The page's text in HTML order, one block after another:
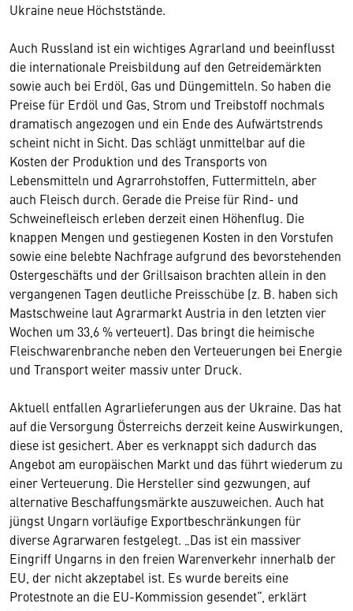
Ukraine neue Höchststände.
Auch Russland ist ein wichtiges Agrarland und beeinflusst
die internationale Preisbildung auf den Getreidemärkten
sowie auch bei Erdöl, Gas und Düngemitteln. So haben die
Preise für Erdöl und Gas, Strom und Treibstoff nochmals
dramatisch angezogen und ein Ende des Aufwärtstrends
scheint nicht in Sicht. Das schlägt unmittelbar auf die
Kosten der Produktion und des Transports von
Lebensmitteln und Agrarrohstoffen, Futtermitteln, aber
auch Fleisch durch. Gerade die Preise für Rind- und
Schweinefleisch erleben derzeit einen Höhenflug. Die
knappen Mengen und gestiegenen Kosten in den Vorstufen
sowie eine belebte Nachfrage aufgrund des bevorstehenden
Ostergeschäfts und der Grillsaison brachten allein in den
vergangenen Tagen deutliche Preisschübe (z. B. haben sich
Mastschweine laut Agrarmarkt Austria in den letzten vier
Wochen um 33,6 % verteuert). Das bringt die heimische
Fleischwarenbranche neben den Verteuerungen bei Energie
und Transport weiter massiv unter Druck.
Aktuell entfallen Agrarlieferungen aus der Ukraine. Das hat
auf die Versorgung Österreichs derzeit keine Auswirkungen,
diese ist gesichert. Aber es verknappt sich dadurch das
Angebot am europäischen Markt und das führt wiederum zu
einer Verteuerung. Die Hersteller sind gezwungen, auf
alternative Beschaffungsmärkte auszuweichen. Auch hat
jüngst Ungarn vorläufige Exportbeschränkungen für
diverse Agrarwaren festgelegt. „Das ist ein massiver
Eingriff Ungarns in den freien Warenverkehr innerhalb der
EU, der nicht akzeptabel ist. Es wurde bereits eine
Protestnote an die EU-Kommission gesendet“, erklärt